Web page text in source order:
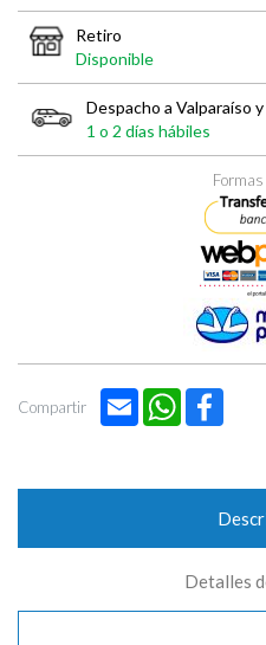
Retiro
Disponible
Despacho a Valparaíso
1 o 2 días hábiles
Formas
Compartir Email WhatsApp
Detalles